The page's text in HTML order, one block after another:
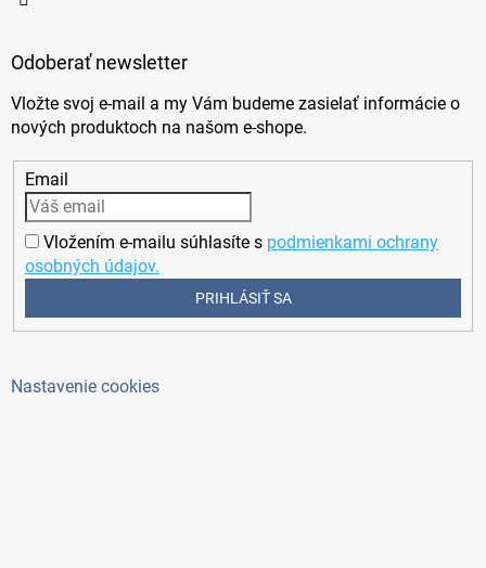
Odoberať newsletter
Vložte svoj e-mail a my Vám budeme zasielať informácie o
nových produktoch na našom e-shope.
Email
Vložením e-mailu súhlasíte s podmienkami ochrany
osobných údajov.
PRIHLÁSIŤ SA
Nastavenie cookies